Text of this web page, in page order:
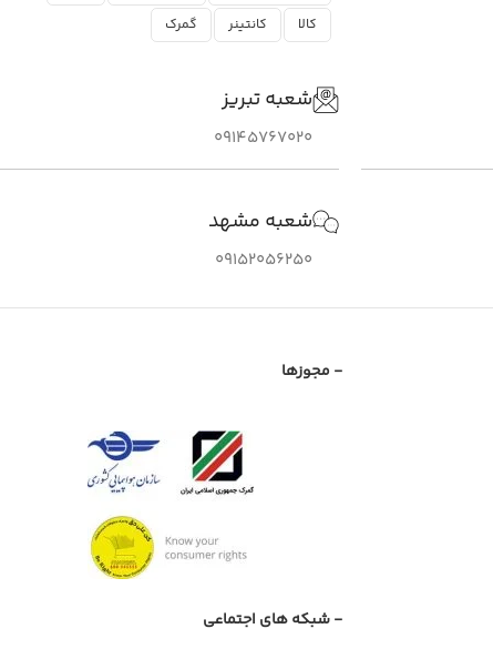
کالا
کانتینر گمرک
شعبه تبریز
09145767020
شعبه مشهد
09152056250
- مجوزها
- شبکه های اجتماعی